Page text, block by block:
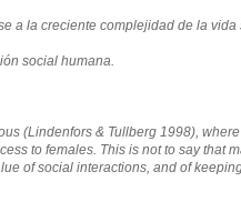
a la creciente complejidad de la vida
social humana.
(Lindenfors & Tullberg 1998),
to females. This is not to say that
of social interactions, and of